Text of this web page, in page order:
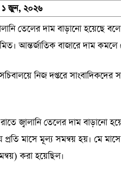
১ জুন, ২০২৬
তেলের দাম বাড়ানো হয়েছে
আন্তর্জাতিক বাজারে দাম
নিজ দপ্তরে সাংবাদিকদের
জ্বালানি তেলের দাম বাড়ানো
মাসে মূল্য সমন্বয় হয়। মে
করা হয়েছিল।